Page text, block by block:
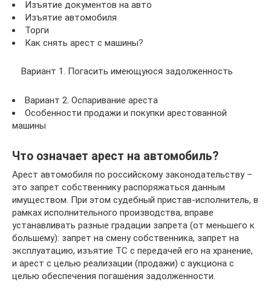
Изъятие документов на авто
Изъятие автомобиля
Торги
Как снять арест с машины?
Вариант 1. Погасить имеющуюся задолженность
Вариант 2. Оспаривание ареста
Особенности продажи и покупки арестованной
машины
Что означает арест на автомобиль?
Арест автомобиля по российскому законодательству –
это запрет собственнику распоряжаться данным
имуществом. При этом судебный пристав-исполнитель, в
рамках исполнительного производства, вправе
устанавливать разные градации запрета (от меньшего к
большему): запрет на смену собственника, запрет на
эксплуатацию, изъятие ТС с передачей его на хранение,
и арест с целью реализации (продажи) с аукциона с
целью обеспечения погашения задолженности.